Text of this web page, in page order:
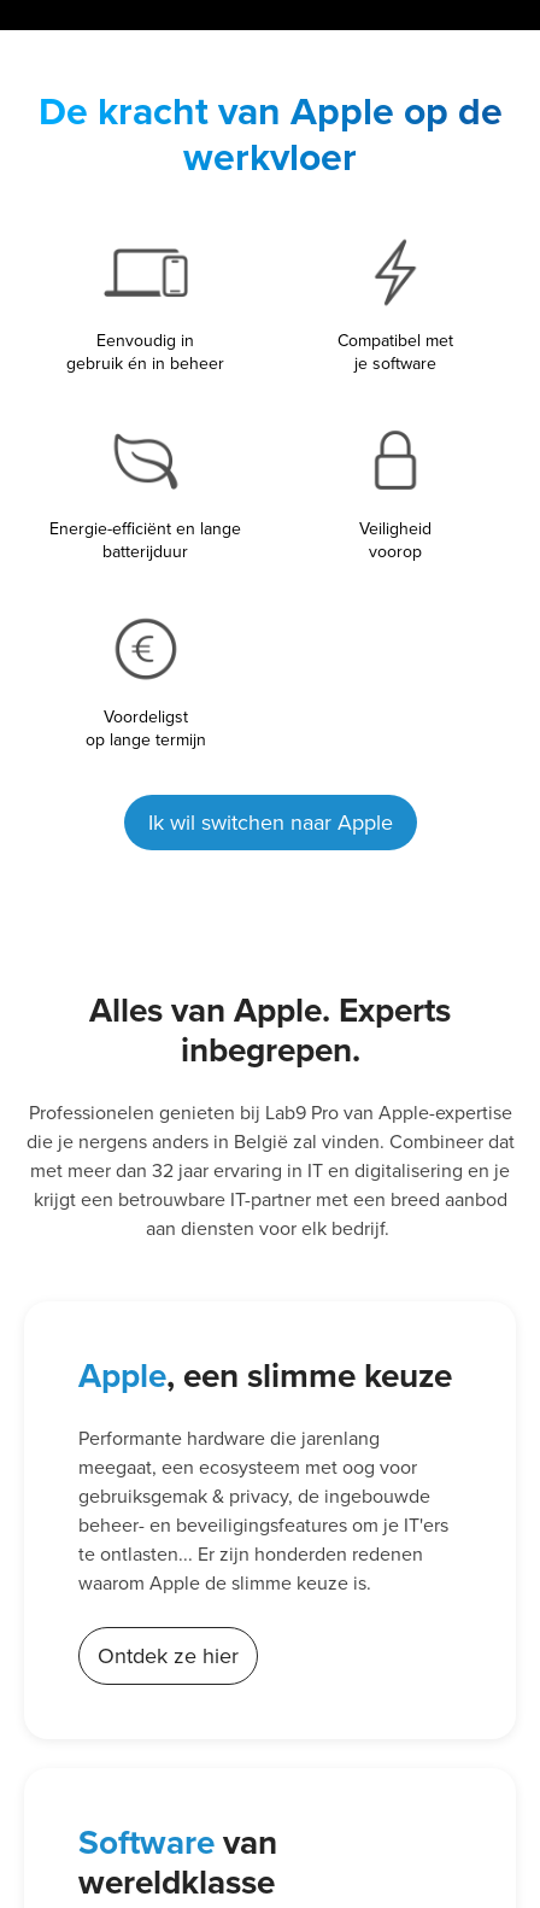
De kracht van Apple op de
werkvloer
Eenvoudig in
gebruik én in beheer
Compatibel met
je software
Energie-efficiënt en lange
batterijduur
Veiligheid
voorop
Voordeligst
op lange termijn
Ik wil switchen naar Apple
Alles van Apple. Experts
inbegrepen.
Professionelen genieten bij Lab9 Pro van Apple-expertise
die je nergens anders in België zal vinden. Combineer dat
met meer dan 32 jaar ervaring in IT en digitalisering en je
krijgt een betrouwbare IT-partner met een breed aanbod
aan diensten voor elk bedrijf.
Apple, een slimme keuze
Performante hardware die jarenlang
meegaat, een ecosysteem met oog voor
gebruiksgemak & privacy, de ingebouwde
beheer- en beveiligingsfeatures om je IT'ers
te ontlasten... Er zijn honderden redenen
waarom Apple de slimme keuze is.
Ontdek ze hier
Softwarevan
wereldklasse